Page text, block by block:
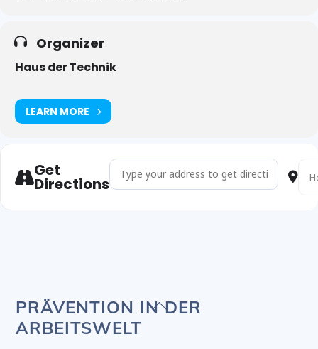
Organizer
Haus der Technik
LEARN MORE
Get
Directions
Address - Sil Safety Integrity Level EN 61508 EN
Back
PRÄVENTION IN DER
ARBEITSWELT